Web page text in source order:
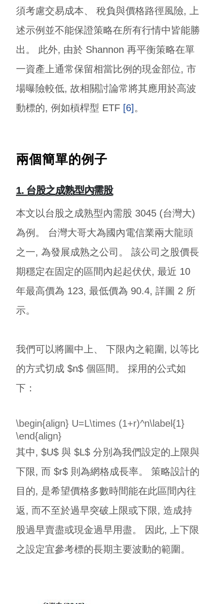
須考慮交易成本、 稅負與價格路徑風險, 上
述示例並不能保證策略在所有行情中皆能勝
出。 此外, 由於 Shannon 再平衡策略在單
一資產上通常保留相當比例的現金部位, 市
場曝險較低, 故相關討論常將其應用於高波
動標的, 例如槓桿型 ETF [6] 。
兩個簡單的例子
1. 台股之成熟型內需股
本文以台股之成熟型內需股 3045 (台灣大)
為例。 台灣大哥大為國內電信業兩大龍頭
之一, 為發展成熟之公司。 該公司之股價長
期穩定在固定的區間內起起伏伏, 最近 10
年最高價為 123, 最低價為 90.4, 詳圖 2 所
示。
我們可以將圖中上、 下限內之範圍, 以等比
的方式切成 $n$ 個區間。 採用的公式如
下：
\begin{align} U=L\times (1+r)^n\label{1}
\end{align}
其中, $U$ 與 $L$ 分別為我們設定的上限與
下限, 而 $r$ 則為網格成長率。 策略設計的
目的, 是希望價格多數時間能在此區間內往
返, 而不至於過早突破上限或下限, 造成持
股過早賣盡或現金過早用盡。 因此, 上下限
之設定宜參考標的長期主要波動的範圍。